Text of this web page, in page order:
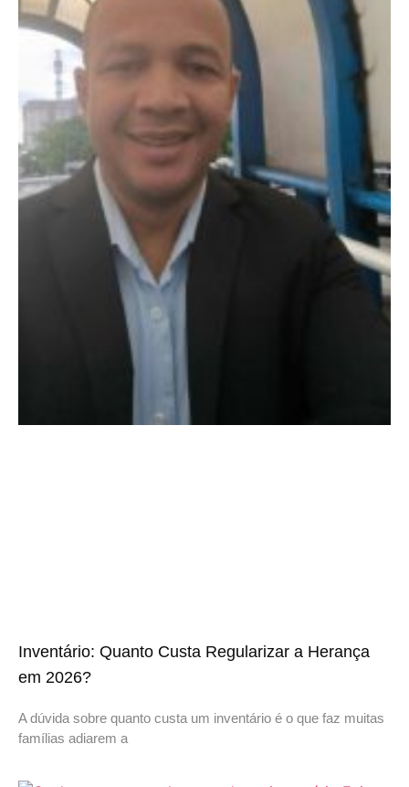
Inventário: Quanto Custa Regularizar a Herança
em 2026?
A dúvida sobre quanto custa um inventário é o que faz muitas
famílias adiarem a